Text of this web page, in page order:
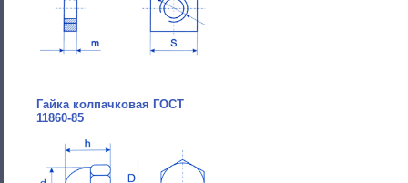
Гайка колпачковая ГОСТ
11860-85